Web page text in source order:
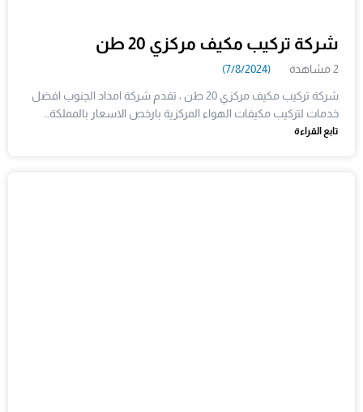
شركة تركيب مكيف مركزي 20 طن
2 مشاهدة (7/8/2024)
شركة تركيب مكيف مركزي 20 طن ، تقدم شركة امداد الجنوب افضل
خدمات لتركيب مكيفات الهواء المركزية بارخص الاسعار بالمملكة…
تابع القراءة